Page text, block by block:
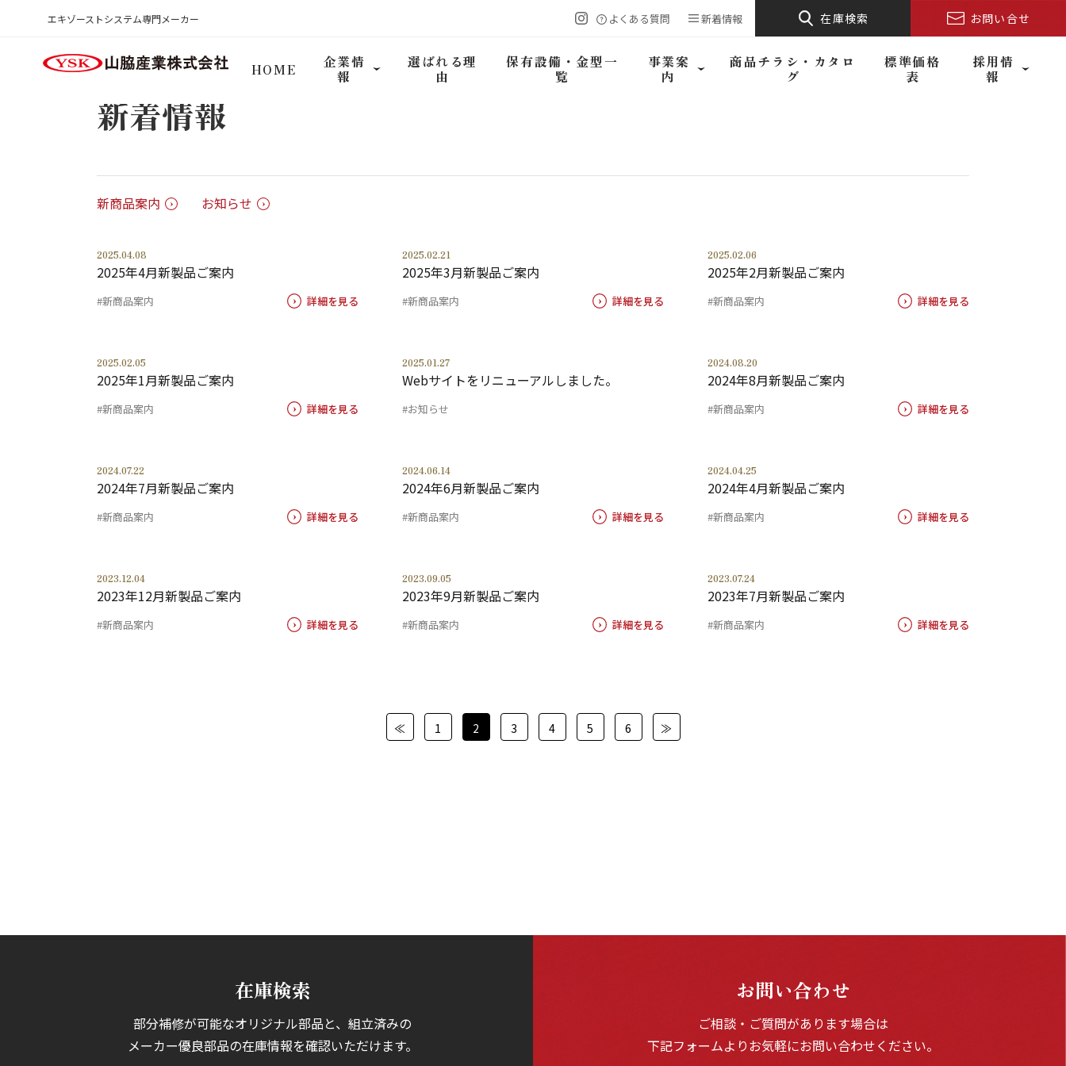
エキゾーストシステム専門メーカー よくある質問 新着情報 在庫検索 お問い合せ
HOME 企業情
報
選ばれる理
由
保有設備・金型一
覧
事業案
内
商品チラシ・カタロ
グ
標準価格
表
採用情
報
HOME 新着情報
新着情報
新商品案内 お知らせ
2025.04.08
2025年4月新製品ご案内
#新商品案内 詳細を見る
2025.02.21
2025年3月新製品ご案内
#新商品案内 詳細を見る
2025.02.06
2025年2月新製品ご案内
#新商品案内 詳細を見る
2025.02.05
2025年1月新製品ご案内
#新商品案内 詳細を見る
2025.01.27
Webサイトをリニューアルしました。
#お知らせ
2024.08.20
2024年8月新製品ご案内
#新商品案内 詳細を見る
2024.07.22
2024年7月新製品ご案内
#新商品案内 詳細を見る
2024.06.14
2024年6月新製品ご案内
#新商品案内 詳細を見る
2024.04.25
2024年4月新製品ご案内
#新商品案内 詳細を見る
2023.12.04
2023年12月新製品ご案内
#新商品案内 詳細を見る
2023.09.05
2023年9月新製品ご案内
#新商品案内 詳細を見る
2023.07.24
2023年7月新製品ご案内
#新商品案内 詳細を見る
≪ 1 2 3 4 5 6 ≫
在庫検索
部分補修が可能なオリジナル部品と、組立済みの
メーカー優良部品の在庫情報を確認いただけます。
お問い合わせ
ご相談・ご質問があります場合は
下記フォームよりお気軽にお問い合わせください。